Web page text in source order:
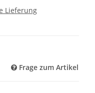
Lieferung
Frage zum Artikel